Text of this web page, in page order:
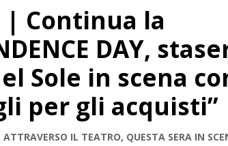
| Continua la
DAY,
Sole in scena
per gli acquisti”
IL TEATRO, QUESTA SERA IN